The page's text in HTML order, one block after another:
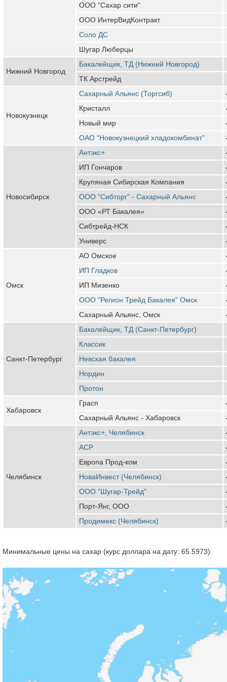
ООО "Сахар сити"
ООО ИнтерВидКонтракт
Соло ДС
Шугар Люберцы
Нижний Новгород
Бакалейщик, ТД (Нижний Новгород)
ТК Арстрейд
Новокузнецк
Сахарный Альянс (Торгсиб)
Кристалл
Новый мир
ОАО “Новокузнецкий хладокомбинат”
Новосибирск
Антэкс+
ИП Гончаров
Крупяная Сибирская Компания
ООО "Сибторг" - Сахарный Альянс
ООО «РТ Бакалея»
Сибтрейд-НСК
Универс
Омск
АО Омское
ИП Гладков
ИП Мизенко
ООО "Регион Трейд Бакалея" Омск
Сахарный Альянс, Омск
Санкт-Петербург
Бакалейщик, ТД (Санкт-Петербург)
Классик
Невская бакалея
Нордин
Протон
Хабаровск
Грасп
Сахарный Альянс - Хабаровск
Челябинск
Антэкс+, Челябинск
АСР
Европа Прод-ком
НоваИнвест (Челябинск)
ООО "Шугар-Трейд"
Порт-Янг, ООО
Продимекс (Челябинск)
Минимальные цены на сахар (курс доллара на дату: 65.5973)